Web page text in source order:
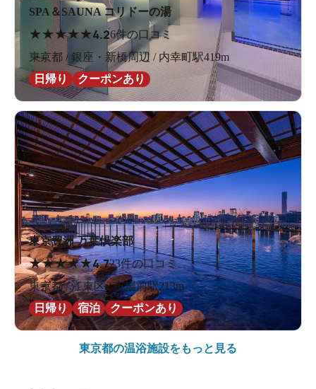
SPA＆SAUNA コリドーの湯
★ ★★★★4.26件の口コミ
東京都 / 銀座・新橋周辺 / 内幸町駅419m
日帰り
クーポンあり
東京豊洲 万葉倶楽部
★★★★★4.723件の口コミ
東京都 / 江東区 / 市場前駅213m
日帰り
宿泊 クーポンあり
東京都の温浴施設をもっと見る